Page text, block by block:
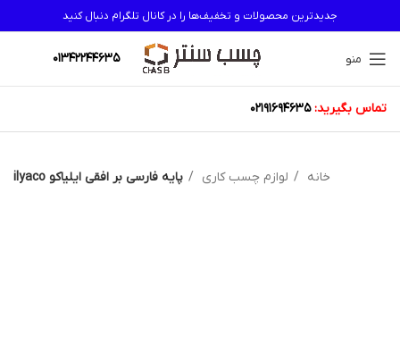
جدیدترین محصولات و تخفیف‌ها را در کانال تلگرام دنبال کنید
منو 01342244635
تماس بگیرید: 02191694635
خانه لوازم چسب کاری پایه فارسی بر افقی ایلیاکو ilyaco